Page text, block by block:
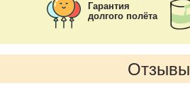
Гарантия
долгого полёта
Отзывы